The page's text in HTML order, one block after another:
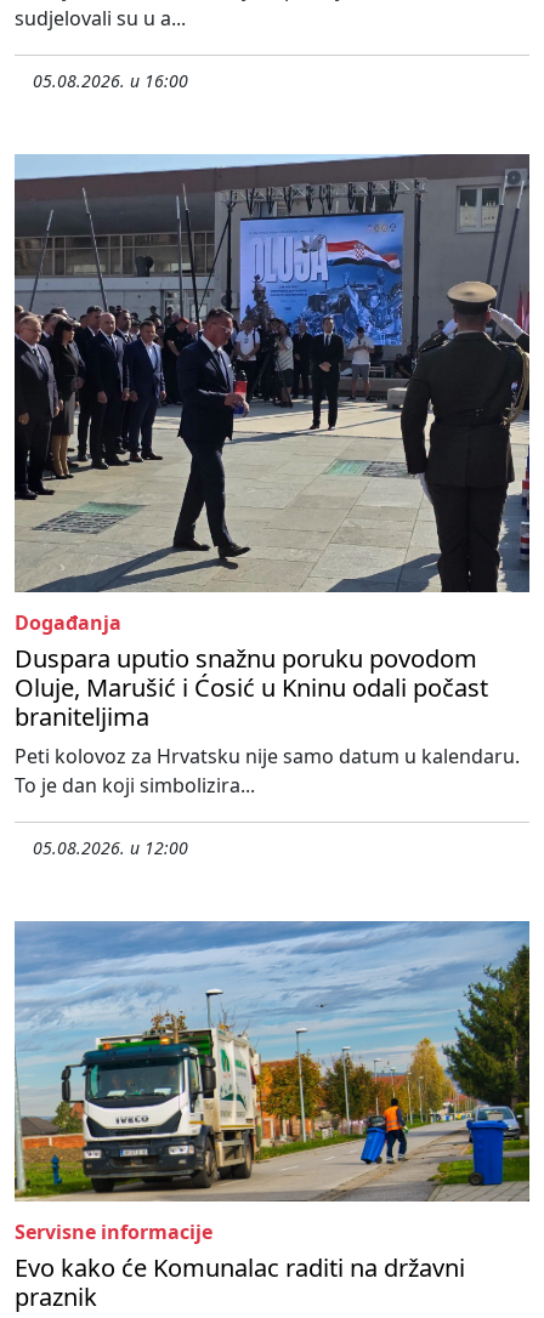
sudjelovali su u a...
05.08.2026. u 16:00
Događanja
Duspara uputio snažnu poruku povodom
Oluje, Marušić i Ćosić u Kninu odali počast
braniteljima
Peti kolovoz za Hrvatsku nije samo datum u kalendaru.
To je dan koji simbolizira...
05.08.2026. u 12:00
Servisne informacije
Evo kako će Komunalac raditi na državni
praznik